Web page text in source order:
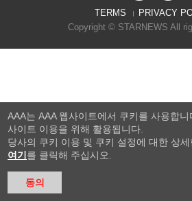
TERMS
PRIVACY
Copyright © STARNEWS All
AAA는 AAA 웹사이트에서 쿠키를 사용합
사이트 이용을 위해 활용됩니다.
당사의 쿠키 이용 및 쿠키 설정에 대한 상세
여기 를 클릭해 주십시오.
동의